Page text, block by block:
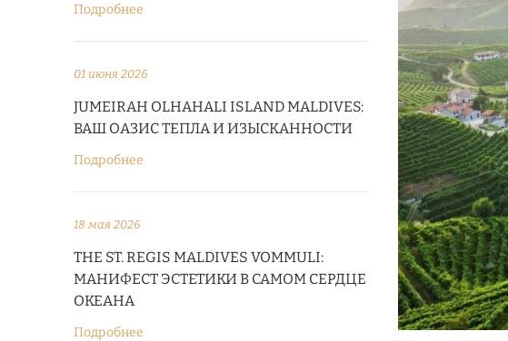
Подробнее
01 июня 2026
JUMEIRAH OLHAHALI ISLAND MALDIVES:
ВАШ ОАЗИС ТЕПЛА И ИЗЫСКАННОСТИ
Подробнее
18 мая 2026
THE ST. REGIS MALDIVES VOMMULI:
МАНИФЕСТ ЭСТЕТИКИ В САМОМ СЕРДЦЕ
ОКЕАНА
Подробнее